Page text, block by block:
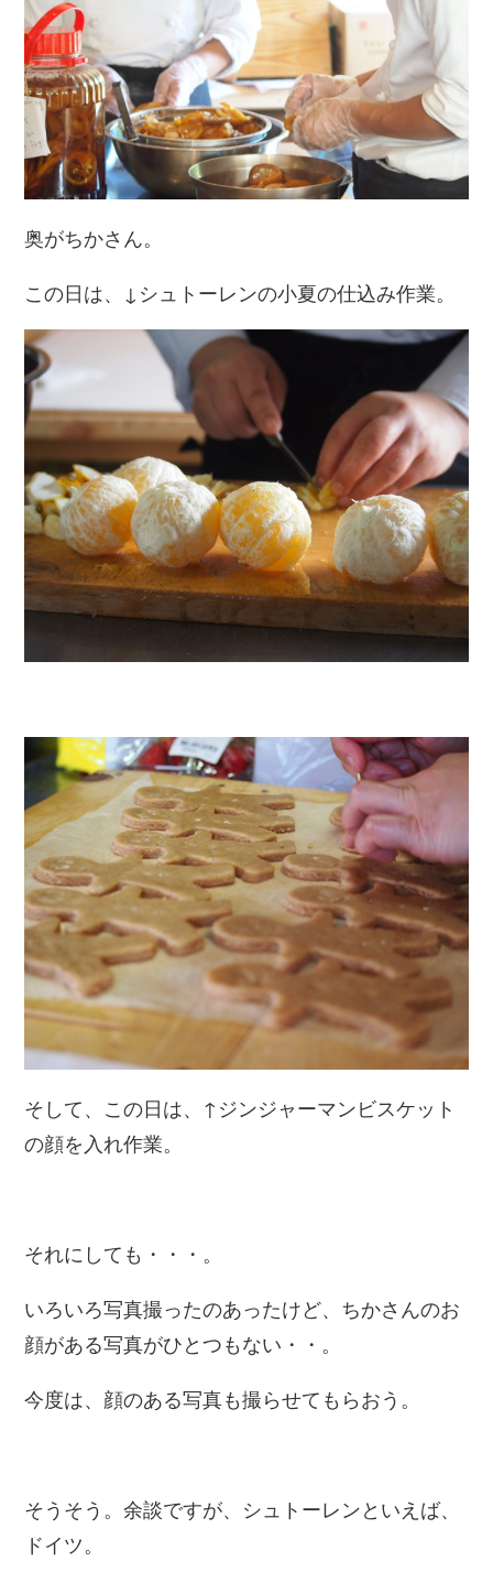
奥がちかさん。
この日は、↓シュトーレンの小夏の仕込み作業。
そして、この日は、↑ジンジャーマンビスケット
の顔を入れ作業。
それにしても・・・。
いろいろ写真撮ったのあったけど、ちかさんのお
顔がある写真がひとつもない・・。
今度は、顔のある写真も撮らせてもらおう。
そうそう。余談ですが、シュトーレンといえば、
ドイツ。